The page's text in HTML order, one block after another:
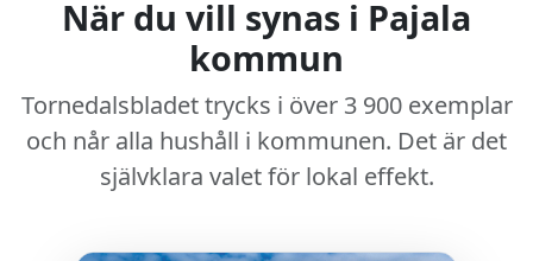
När du vill synas i Pajala
kommun
Tornedalsbladet trycks i över 3 900 exemplar
och når alla hushåll i kommunen. Det är det
självklara valet för lokal effekt.